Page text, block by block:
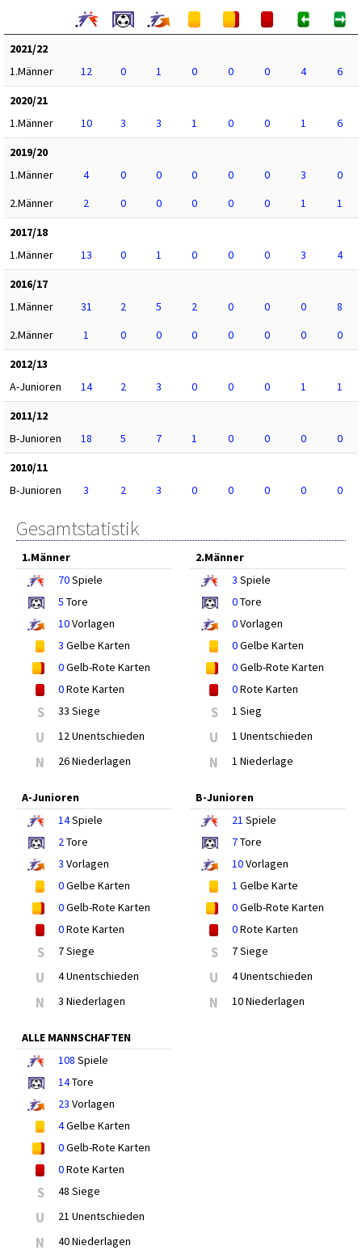
2021/22
1.Männer
12 0 1 0 0 0 4
6
2020/21
1.Männer
10 3 3 1 0 0 1
6
2019/20
1.Männer
4 0 0 0 0 0 3
0
2.Männer
2 0 0 0 0 0 1
1
2017/18
1.Männer
13 0 1 0 0 0 3
4
2016/17
1.Männer
31 2 5 2 0 0 0
8
2.Männer
1 0 0 0 0 0 0
0
2012/13
A-Junioren
14 2 3 0 0 0 1
1
2011/12
B-Junioren
18 5 7 1 0 0 0
0
2010/11
B-Junioren
3 2 3 0 0 0 0 0
Gesamtstatistik
1.Männer
70Spiele
5 Tore
10Vorlagen
3 Gelbe Karten
0Gelb-Rote Karten
0Rote Karten
S 33 Siege
U 12 Unentschieden
N 26 Niederlagen
2.Männer
3 Spiele
0Tore
0Vorlagen
0Gelbe Karten
0Gelb-Rote Karten
0Rote Karten
S 1 Sieg
U 1 Unentschieden
N 1 Niederlage
A-Junioren
14Spiele
2 Tore
3 Vorlagen
0Gelbe Karten
0Gelb-Rote Karten
0Rote Karten
S 7 Siege
U 4 Unentschieden
N 3 Niederlagen
B-Junioren
21 Spiele
7Tore
10Vorlagen
1 Gelbe Karte
0Gelb-Rote Karten
0Rote Karten
S 7 Siege
U 4 Unentschieden
N 10 Niederlagen
ALLE MANNSCHAFTEN
108 Spiele
14Tore
23 Vorlagen
4Gelbe Karten
0Gelb-Rote Karten
0Rote Karten
S 48 Siege
U 21 Unentschieden
N 40 Niederlagen